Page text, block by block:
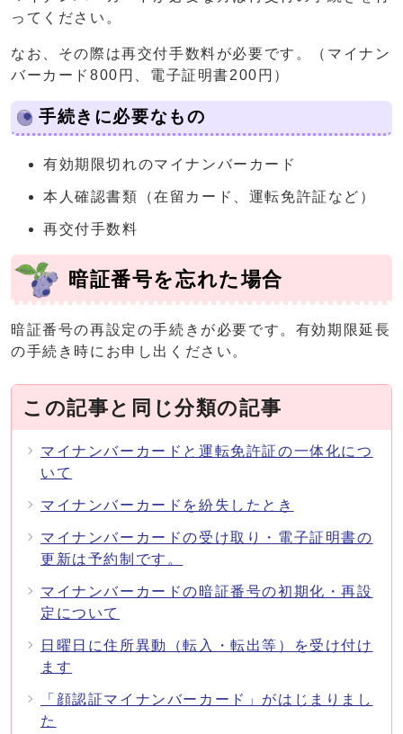
ってください。
なお、その際は再交付手数料が必要です。（マイナン
バーカード800円、電子証明書200円）
手続きに必要なもの
有効期限切れのマイナンバーカード
本人確認書類（在留カード、運転免許証など）
再交付手数料
暗証番号を忘れた場合
暗証番号の再設定の手続きが必要です。有効期限延長
の手続き時にお申し出ください。
この記事と同じ分類の記事
マイナンバーカードと運転免許証の一体化につ
いて
マイナンバーカードを紛失したとき
マイナンバーカードの受け取り・電子証明書の
更新は予約制です。
マイナンバーカードの暗証番号の初期化・再設
定について
日曜日に住所異動（転入・転出等）を受け付け
ます
「顔認証マイナンバーカード」がはじまりまし
た